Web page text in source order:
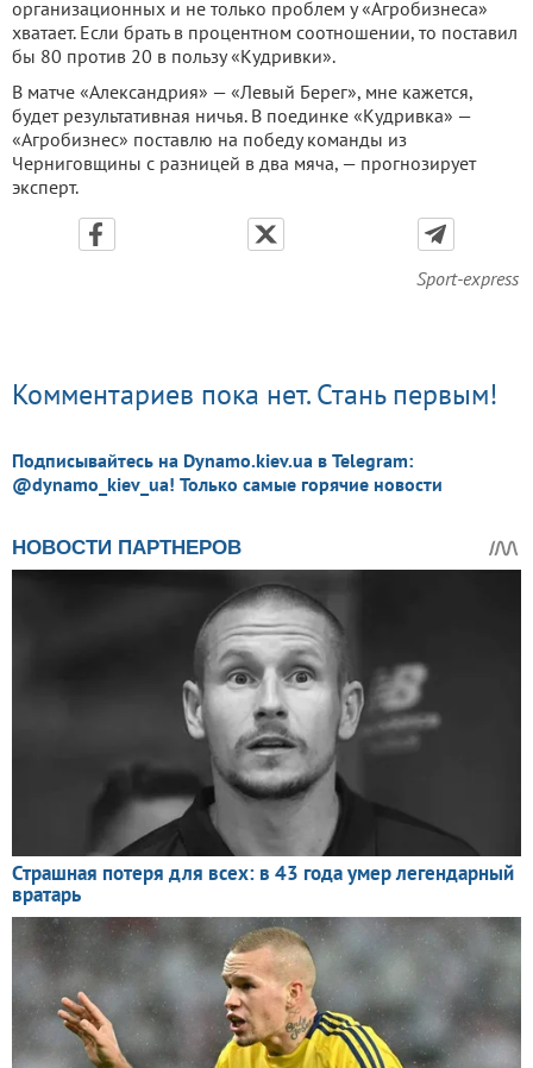
организационных и не только проблем у «Агробизнеса»
хватает. Если брать в процентном соотношении, то поставил
бы 80 против 20 в пользу «Кудривки».
В матче «Александрия» — «Левый Берег», мне кажется,
будет результативная ничья. В поединке «Кудривка» —
«Агробизнес» поставлю на победу команды из
Черниговщины с разницей в два мяча, — прогнозирует
эксперт.
Sport-express
Комментариев пока нет. Стань первым!
Подписывайтесь на Dynamo.kiev.ua в Telegram:
@dynamo_kiev_ua! Только самые горячие новости